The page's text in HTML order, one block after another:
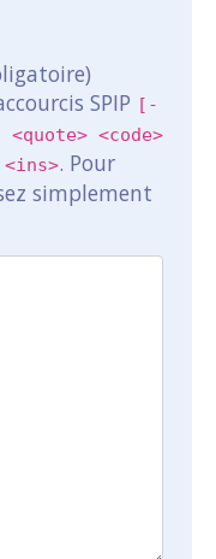
SPIP [-
<code>
. Pour
simplement